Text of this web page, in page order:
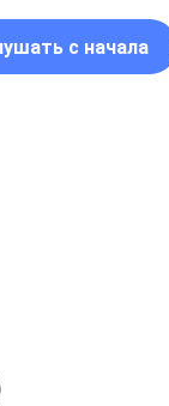
с начала